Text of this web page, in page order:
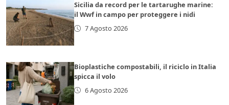
Sicilia da record per le tartarughe marine:
il Wwf in campo per proteggere i nidi
7 Agosto 2026
Bioplastiche compostabili, il riciclo in Italia
spicca il volo
6 Agosto 2026